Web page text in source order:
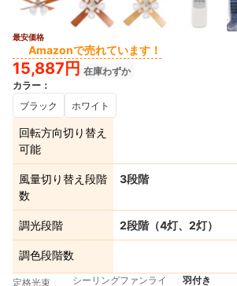
最安価格
Amazonで売れています！
15,887円 在庫わずか
カラー ：
ブラック
ホワイト
回転方向切り替え
可能
風量切り替え段階
数
3段階
調光段階 2段階（4灯、2灯）
調色段階数
定格光束 シーリングファンライ 羽付き